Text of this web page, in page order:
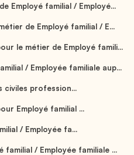
Employé familial / Employé...
de Employé familial / E...
le métier de Employé famili...
/ Employée familiale aup...
civiles profession...
Employé familial ...
/ Employée fa...
familial / Employée familiale ...